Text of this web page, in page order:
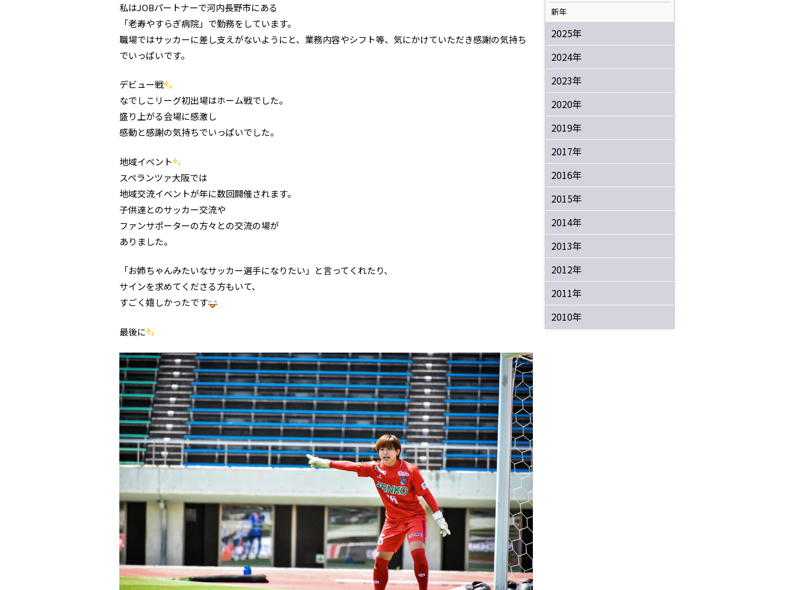
私はJOBパートナーで河内長野市にある
「老寿やすらぎ病院」で勤務をしています。
職場ではサッカーに差し支えがないようにと、業務内容やシフト等、気にかけていただき感謝の気持ち
でいっぱいです。
デビュー戦
なでしこリーグ初出場はホーム戦でした。
盛り上がる会場に感激し
感動と感謝の気持ちでいっぱいでした。
地域イベント
スペランツァ大阪では
地域交流イベントが年に数回開催されます。
子供達とのサッカー交流や
ファンサポーターの方々との交流の場が
ありました。
「お姉ちゃんみたいなサッカー選手になりたい」と言ってくれたり、
サインを求めてくださる方もいて、
すごく嬉しかったです
最後に
新年
2025年
2024年
2023年
2020年
2019年
2017年
2016年
2015年
2014年
2013年
2012年
2011年
2010年